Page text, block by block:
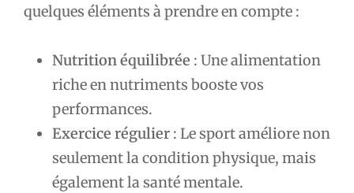
quelques éléments à prendre en compte :
Nutrition équilibrée : Une alimentation
riche en nutriments booste vos
performances.
Exercice régulier : Le sport améliore non
seulement la condition physique, mais
également la santé mentale.